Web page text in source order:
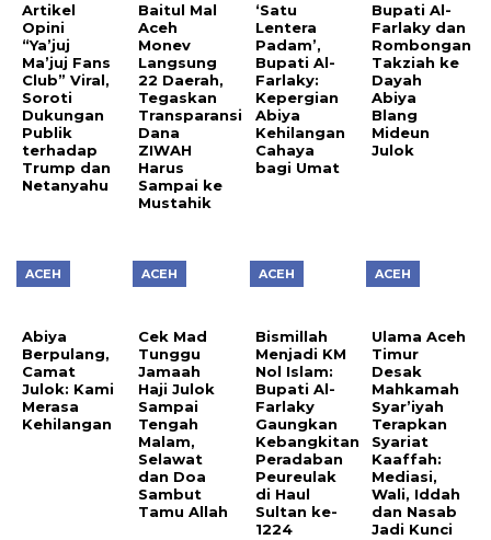
Artikel
Opini
“Ya’juj
Ma’juj Fans
Club” Viral,
Soroti
Dukungan
Publik
terhadap
Trump dan
Netanyahu
Baitul Mal
Aceh
Monev
Langsung
22 Daerah,
Tegaskan
Transparansi
Dana
ZIWAH
Harus
Sampai ke
Mustahik
‘Satu
Lentera
Padam’,
Bupati Al-
Farlaky:
Kepergian
Abiya
Kehilangan
Cahaya
bagi Umat
Bupati Al-
Farlaky dan
Rombongan
Takziah ke
Dayah
Abiya
Blang
Mideun
Julok
ACEH
Abiya
Berpulang,
Camat
Julok: Kami
Merasa
Kehilangan
ACEH
Cek Mad
Tunggu
Jamaah
Haji Julok
Sampai
Tengah
Malam,
Selawat
dan Doa
Sambut
Tamu Allah
ACEH
Bismillah
Menjadi KM
Nol Islam:
Bupati Al-
Farlaky
Gaungkan
Kebangkitan
Peradaban
Peureulak
di Haul
Sultan ke-
1224
ACEH
Ulama Aceh
Timur
Desak
Mahkamah
Syar’iyah
Terapkan
Syariat
Kaaffah:
Mediasi,
Wali, Iddah
dan Nasab
Jadi Kunci